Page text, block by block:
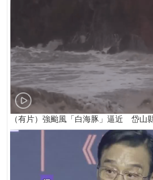
（有片）強颱風「白海豚」逼近 岱山